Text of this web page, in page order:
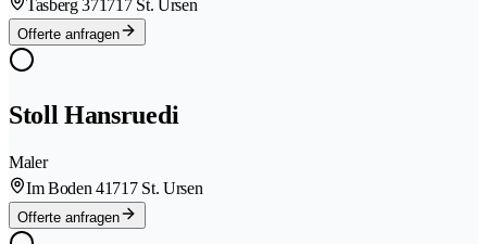
Tasberg 371717 St. Ursen
Offerte anfragen
Stoll Hansruedi
Maler
Im Boden 41717 St. Ursen
Offerte anfragen